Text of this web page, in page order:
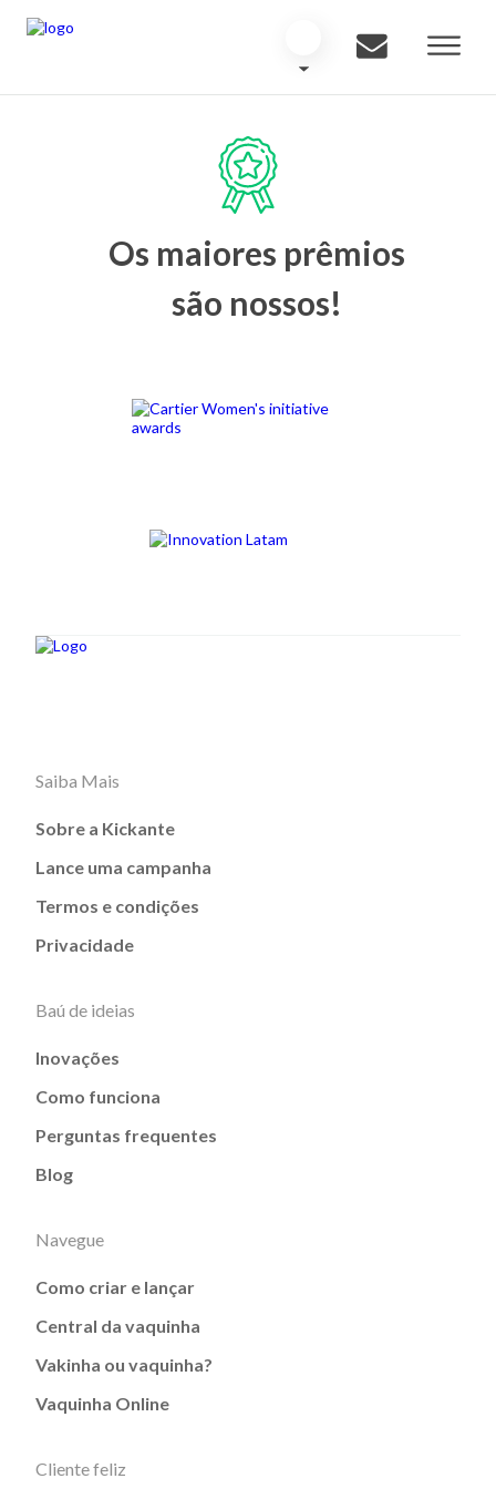
Os maiores prêmios
são nossos!
Saiba Mais
Sobre a Kickante
Lance uma campanha
Termos e condições
Privacidade
Baú de ideias
Inovações
Como funciona
Perguntas frequentes
Blog
Navegue
Como criar e lançar
Central da vaquinha
Vakinha ou vaquinha?
Vaquinha Online
Cliente feliz